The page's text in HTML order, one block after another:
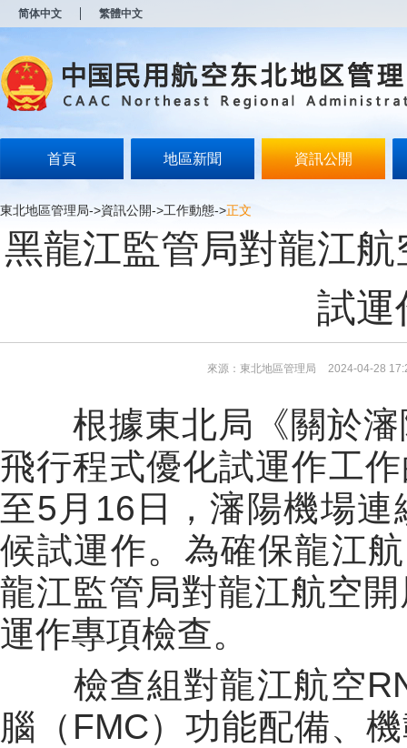
简体中文 繁體中文
首頁 地區新聞 資訊公開
東北地區管理局->資訊公開->工作動態->正文
黑龍江監管局對龍江
試運
來源：東北地區管理局 2024-04-28
根據東北局《關於瀋
飛行程式優化試運作工
至5月16日，瀋陽機場
候試運作。為確保龍江
龍江監管局對龍江航空
運作專項檢查。
檢查組對龍江航空
腦（FMC）功能配備、
开
无
障
说
按
Alt
加
波
浪